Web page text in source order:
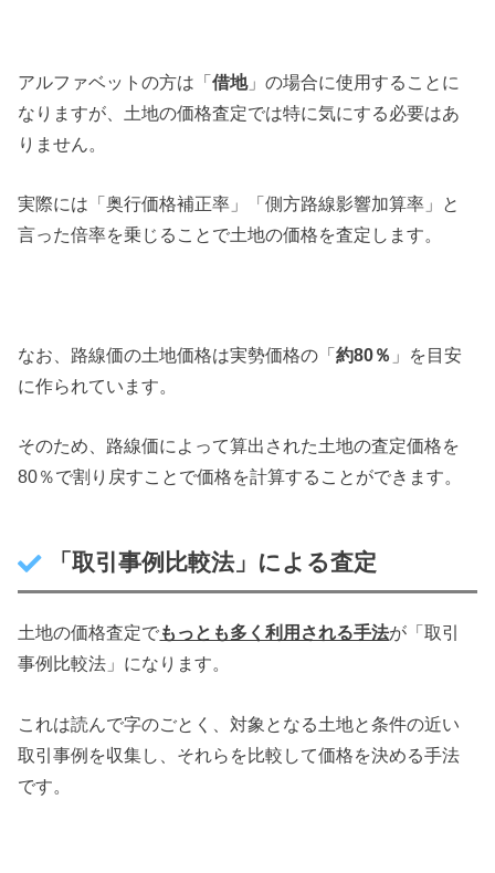
アルファベットの方は「借地」の場合に使用することに
なりますが、土地の価格査定では特に気にする必要はあ
りません。
実際には「奥行価格補正率」「側方路線影響加算率」と
言った倍率を乗じることで土地の価格を査定します。
なお、路線価の土地価格は実勢価格の「約80％ 」を目安
に作られています。
そのため、路線価によって算出された土地の査定価格を
80％で割り戻すことで価格を計算することができます。
「取引事例比較法」による査定
土地の価格査定でもっとも多く利用される手法が「取引
事例比較法」になります。
これは読んで字のごとく、対象となる土地と条件の近い
取引事例を収集し、それらを比較して価格を決める手法
です。